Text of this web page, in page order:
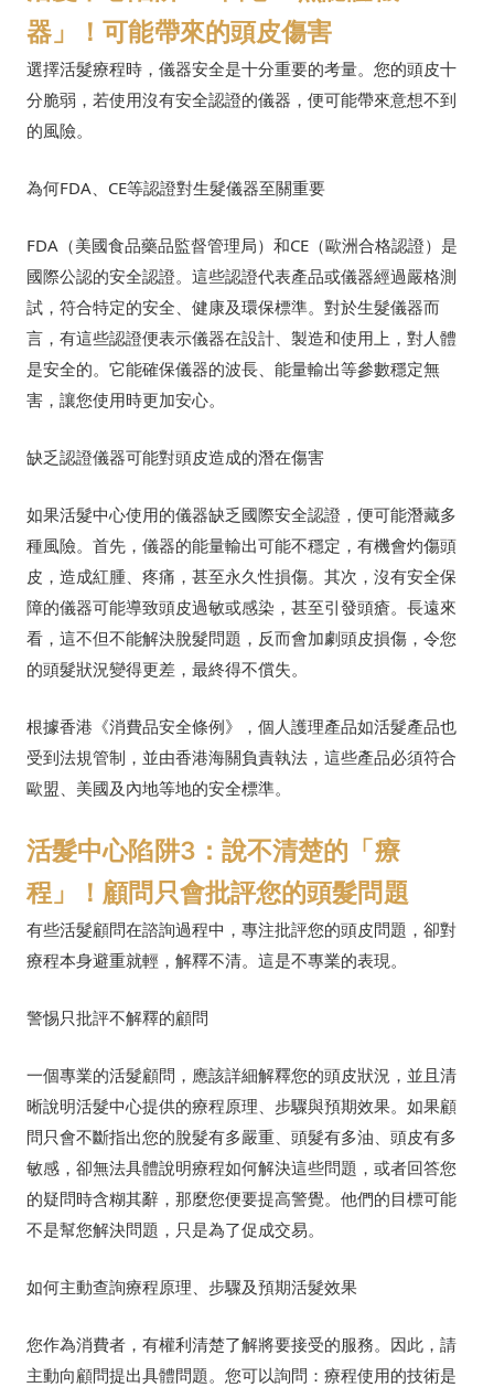
器」！可能帶來的頭皮傷害
選擇活髮療程時，儀器安全是十分重要的考量。您的頭皮十
分脆弱，若使用沒有安全認證的儀器，便可能帶來意想不到
的風險。
為何FDA、CE等認證對生髮儀器至關重要
FDA（美國食品藥品監督管理局）和CE（歐洲合格認證）是
國際公認的安全認證。這些認證代表產品或儀器經過嚴格測
試，符合特定的安全、健康及環保標準。對於生髮儀器而
言，有這些認證便表示儀器在設計、製造和使用上，對人體
是安全的。它能確保儀器的波長、能量輸出等參數穩定無
害，讓您使用時更加安心。
缺乏認證儀器可能對頭皮造成的潛在傷害
如果活髮中心使用的儀器缺乏國際安全認證，便可能潛藏多
種風險。首先，儀器的能量輸出可能不穩定，有機會灼傷頭
皮，造成紅腫、疼痛，甚至永久性損傷。其次，沒有安全保
障的儀器可能導致頭皮過敏或感染，甚至引發頭瘡。長遠來
看，這不但不能解決脫髮問題，反而會加劇頭皮損傷，令您
的頭髮狀況變得更差，最終得不償失。
根據香港《消費品安全條例》，個人護理產品如活髮產品也
受到法規管制，並由香港海關負責執法，這些產品必須符合
歐盟、美國及內地等地的安全標準。
活髮中心陷阱3：說不清楚的「療
程」！顧問只會批評您的頭髮問題
有些活髮顧問在諮詢過程中，專注批評您的頭皮問題，卻對
療程本身避重就輕，解釋不清。這是不專業的表現。
警惕只批評不解釋的顧問
一個專業的活髮顧問，應該詳細解釋您的頭皮狀況，並且清
晰說明活髮中心提供的療程原理、步驟與預期效果。如果顧
問只會不斷指出您的脫髮有多嚴重、頭髮有多油、頭皮有多
敏感，卻無法具體說明療程如何解決這些問題，或者回答您
的疑問時含糊其辭，那麼您便要提高警覺。他們的目標可能
不是幫您解決問題，只是為了促成交易。
如何主動查詢療程原理、步驟及預期活髮效果
您作為消費者，有權利清楚了解將要接受的服務。因此，請
主動向顧問提出具體問題。您可以詢問：療程使用的技術是